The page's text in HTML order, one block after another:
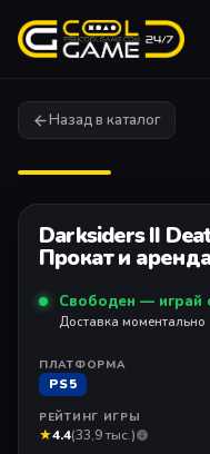
Назад в каталог
Darksiders II
Прокат и
Свободен — играй
Доставка моментально
ПЛАТФОРМА
PS5
РЕЙТИНГ ИГРЫ
★4.4(33,9 тыс.)